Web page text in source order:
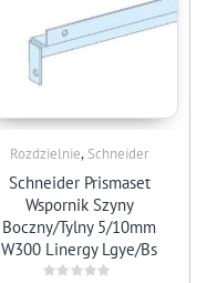
Rozdzielnie, Schneider
Schneider Prismaset
Wspornik Szyny
Boczny/Tylny 5/10mm
W300 Linergy Lgye/Bs
Lvs04666